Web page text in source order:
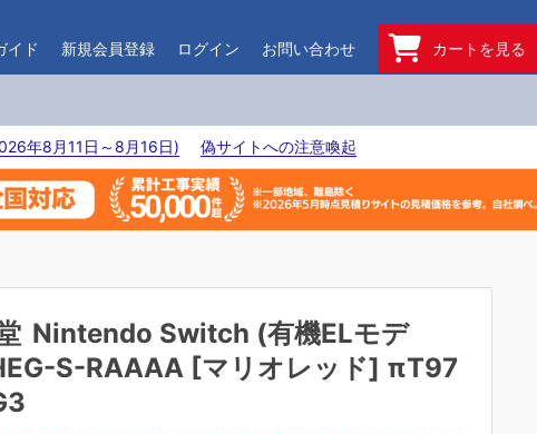
イド 新規会員登録 ログイン お問い合わせ カートを見る
年8月11日～8月16日) 偽サイトへの注意喚起
Nintendo Switch (有機ELモデ
S-RAAAA [マリオレッド] πT97